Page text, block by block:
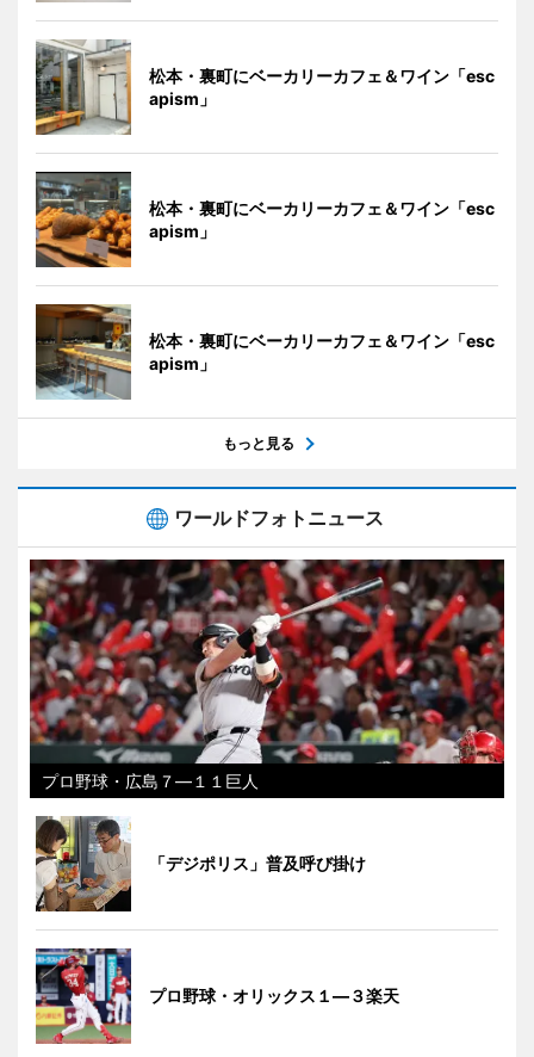
松本・裏町にベーカリーカフェ＆ワイン「esc
apism」
松本・裏町にベーカリーカフェ＆ワイン「esc
apism」
松本・裏町にベーカリーカフェ＆ワイン「esc
apism」
もっと見る
ワールドフォトニュース
プロ野球・広島７―１１巨人
「デジポリス」普及呼び掛け
プロ野球・オリックス１―３楽天